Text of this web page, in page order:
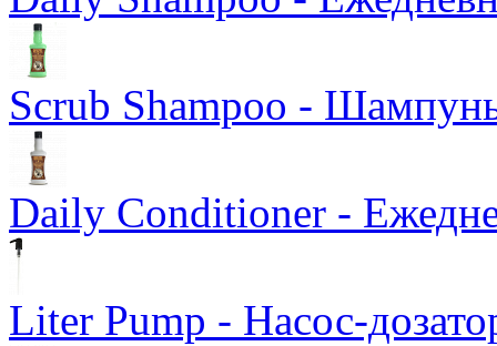
Scrub Shampoo -
Daily Conditioner -
Liter Pump - Насос-